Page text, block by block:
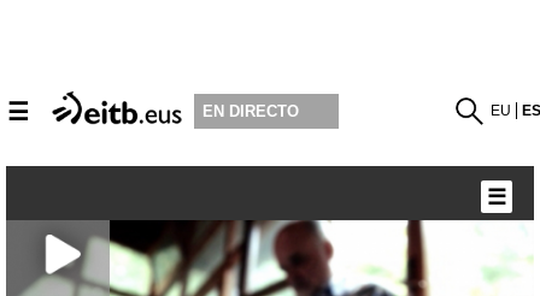
☰ EN DIRECTO EU
☰